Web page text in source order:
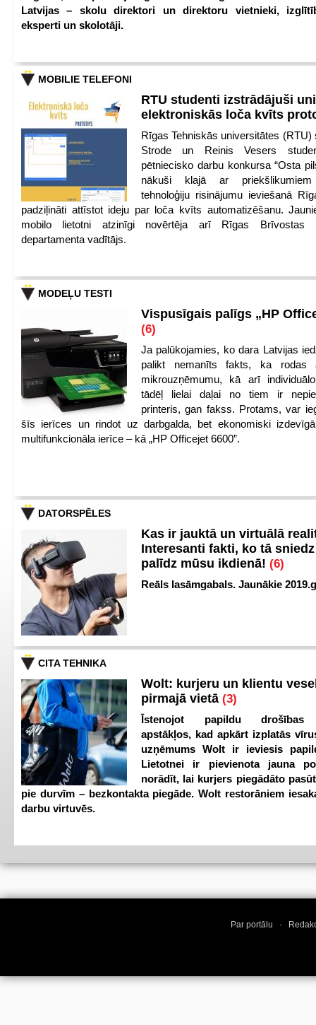
Latvijas – skolu direktori un direktoru vietnieki,
eksperti un skolotāji.
MOBILIE TELEFONI
RTU studenti izstrādājuši
elektroniskās loča kvīts
Rīgas Tehniskās universitātes (RTU)
Strode un Reinis Vesers
pētniecisko darbu konkursa “Osta
nākuši klajā ar priekšlikumiem
tehnoloģiju risinājumu ieviešanā
padziļināti attīstot ideju par loča kvīts automatizēšanu.
mobilo lietotni atzinīgi novērtēja arī Rīgas Brīvostas
departamenta vadītājs.
MODEĻU TESTI
Vispusīgais palīgs „HP
(6)
Ja palūkojamies, ko dara Latvijas
palikt nemanīts fakts, ka rodas
mikrouzņēmumu, kā arī
tādēļ lielai daļai no tiem ir
printeris, gan fakss. Protams, var
šīs ierīces un rindot uz darbgalda, bet ekonomiski
multifunkcionāla ierīce – kā „HP Officejet 6600”.
DATORSPĒLES
Kas ir jauktā un virtuālā
Interesanti fakti, ko tā
palīdz mūsu ikdienā! (6)
Reāls lasāmgabals. Jaunākie
CITA TEHNIKA
Wolt: kurjeru un klientu
pirmajā vietā (3)
Īstenojot papildu drošības
apstākļos, kad apkārt izplatās
uzņēmums Wolt ir ieviesis
Lietotnei ir pievienota jauna
norādīt, lai kurjers piegādāto
pie durvīm – bezkontakta piegāde. Wolt restorāniem
darbu virtuvēs.
Par portālu ·